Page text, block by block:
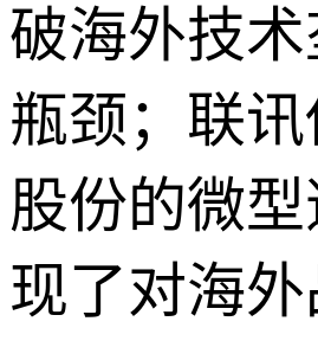
破海外技
瓶颈；联
股份的微
现了对海